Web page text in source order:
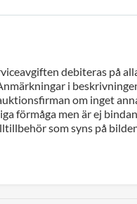
debiteras på
i
om inget
förmåga men är ej
som syns på